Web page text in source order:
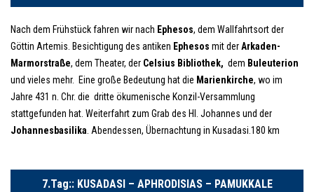
Nach dem Frühstück fahren wir nach Ephesos, dem Wallfahrtsort der
Göttin Artemis. Besichtigung des antiken Ephesos mit derArkaden-
Marmorstraße, dem Theater, der Celsius Bibliothek, dem Buleuterion
und vieles mehr. Eine große Bedeutung hat die Marienkirche, wo im
Jahre 431 n. Chr. die dritte ökumenische Konzil-Versammlung
stattgefunden hat. Weiterfahrt zum Grab des Hl. Johannes und der
Johannesbasilika . Abendessen, Übernachtung in Kusadasi.180 km
7.Tag:: KUSADASI – APHRODISIAS – PAMUKKALE